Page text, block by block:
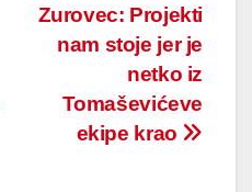
Zurovec: Projekti
nam stoje jer je
netko iz
Tomaševićeve
ekipe krao